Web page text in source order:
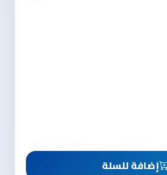
إضافة للسلة